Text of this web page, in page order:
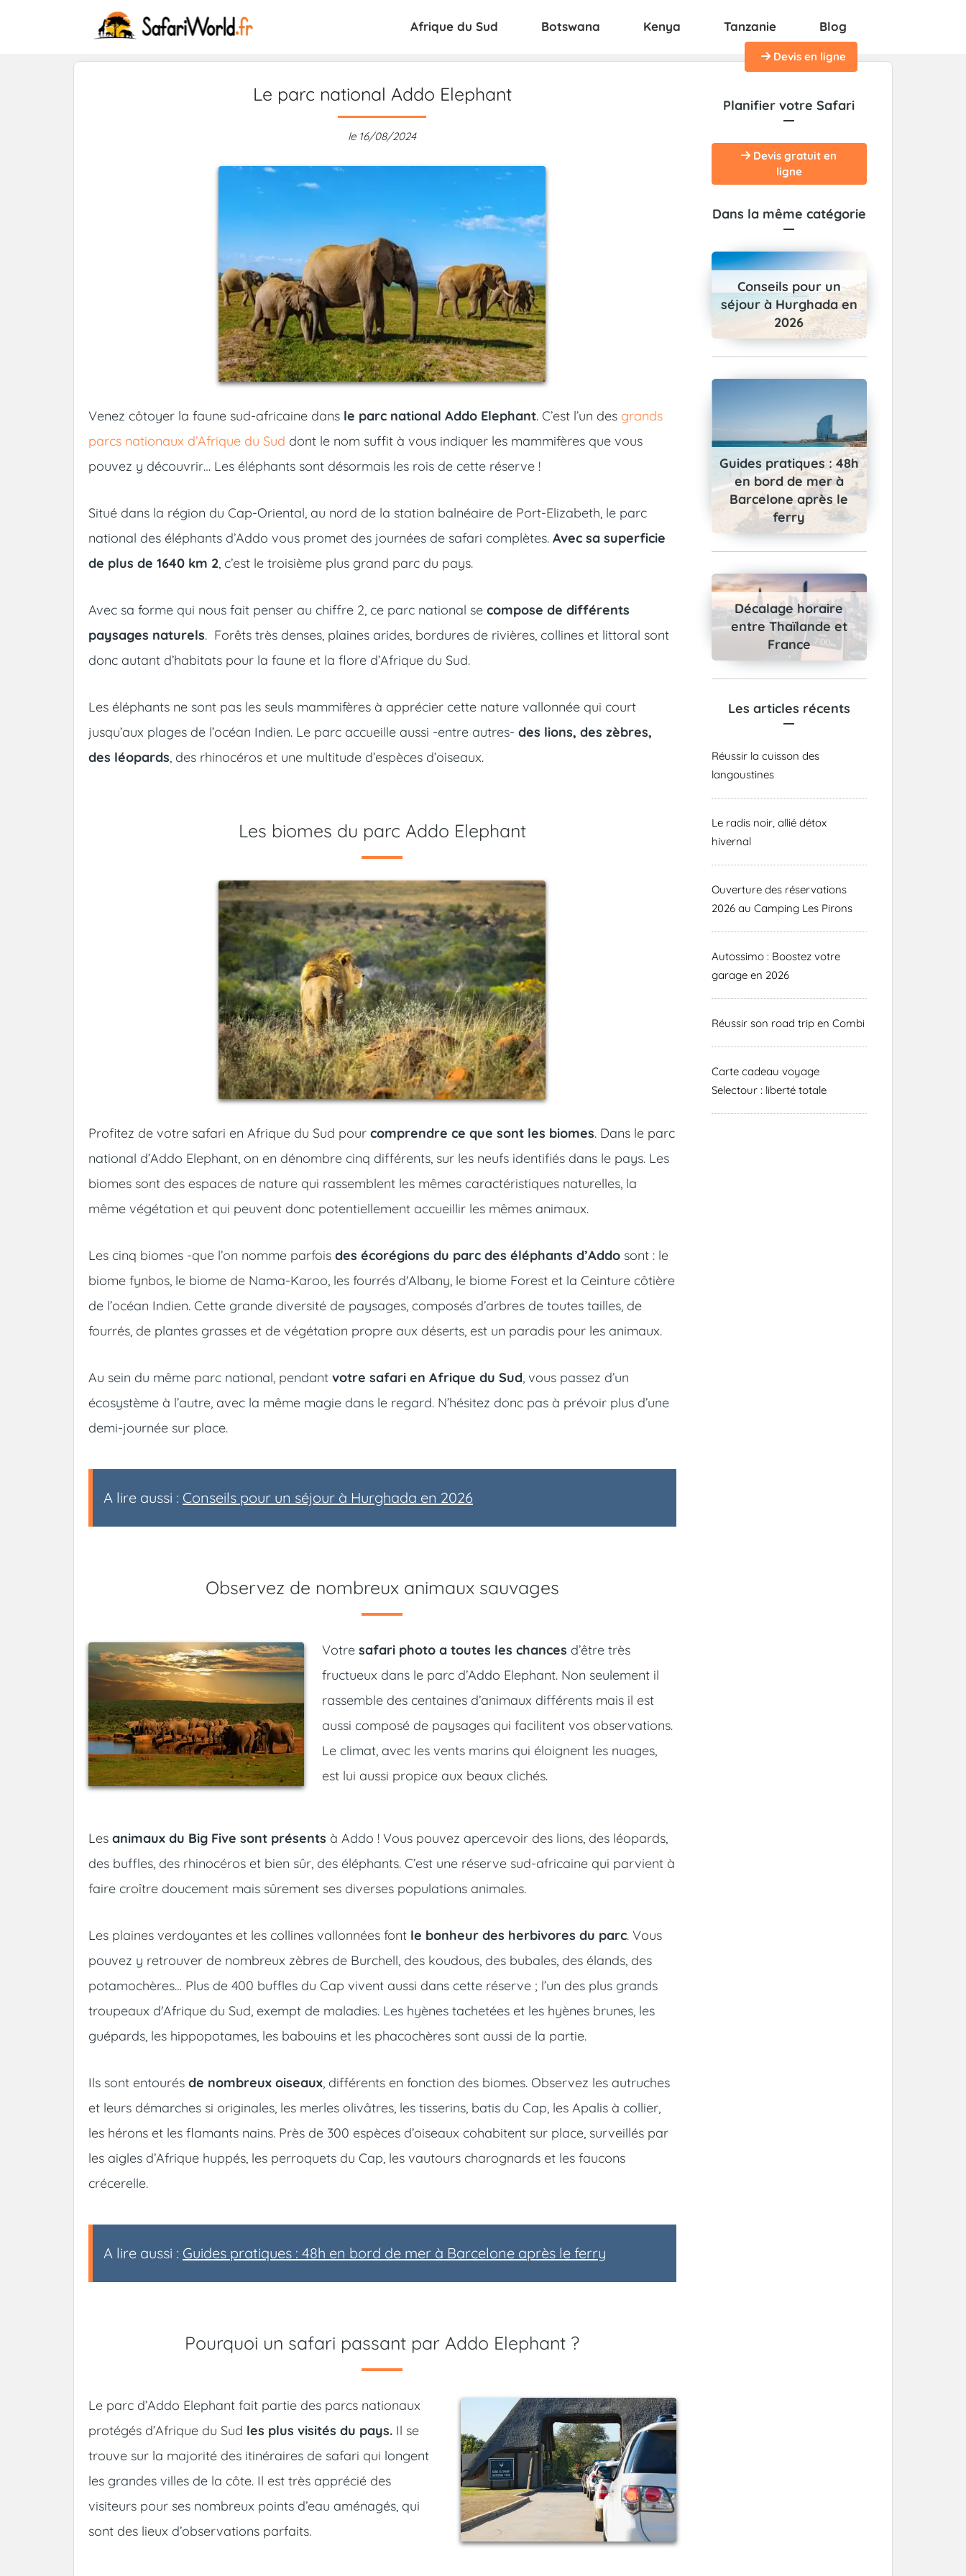
Afrique du Sud Botswana Kenya Tanzanie Blog
Devis en ligne
Le parc national Addo Elephant
le 16/08/2024
Venez côtoyer la faune sud-africaine dans le parc national Addo Elephant. C’est l’un des grands
parcs nationaux d’Afrique du Sud dont le nom suffit à vous indiquer les mammifères que vous
pouvez y découvrir… Les éléphants sont désormais les rois de cette réserve !
Situé dans la région du Cap-Oriental, au nord de la station balnéaire de Port-Elizabeth, le parc
national des éléphants d’Addo vous promet des journées de safari complètes. Avec sa superficie
de plus de 1640 km 2, c’est le troisième plus grand parc du pays.
Avec sa forme qui nous fait penser au chiffre 2, ce parc national se compose de différents
paysages naturels. Forêts très denses, plaines arides, bordures de rivières, collines et littoral sont
donc autant d’habitats pour la faune et la flore d’Afrique du Sud.
Les éléphants ne sont pas les seuls mammifères à apprécier cette nature vallonnée qui court
jusqu’aux plages de l’océan Indien. Le parc accueille aussi -entre autres- des lions, des zèbres,
des léopards, des rhinocéros et une multitude d’espèces d’oiseaux.
Les biomes du parc Addo Elephant
Profitez de votre safari en Afrique du Sud pour comprendre ce que sont les biomes. Dans le parc
national d’Addo Elephant, on en dénombre cinq différents, sur les neufs identifiés dans le pays. Les
biomes sont des espaces de nature qui rassemblent les mêmes caractéristiques naturelles, la
même végétation et qui peuvent donc potentiellement accueillir les mêmes animaux.
Les cinq biomes -que l’on nomme parfois des écorégions du parc des éléphants d’Addo sont : le
biome fynbos, le biome de Nama-Karoo, les fourrés d'Albany, le biome Forest et la Ceinture côtière
de l’océan Indien. Cette grande diversité de paysages, composés d’arbres de toutes tailles, de
fourrés, de plantes grasses et de végétation propre aux déserts, est un paradis pour les animaux.
Au sein du même parc national, pendant votre safari en Afrique du Sud, vous passez d’un
écosystème à l’autre, avec la même magie dans le regard. N’hésitez donc pas à prévoir plus d’une
demi-journée sur place.
A lire aussi : Conseils pour un séjour à Hurghada en 2026
Observez de nombreux animaux sauvages
Votre safari photo a toutes les chances d’être très
fructueux dans le parc d’Addo Elephant. Non seulement il
rassemble des centaines d’animaux différents mais il est
aussi composé de paysages qui facilitent vos observations.
Le climat, avec les vents marins qui éloignent les nuages,
est lui aussi propice aux beaux clichés.
Les animaux du Big Five sont présents à Addo ! Vous pouvez apercevoir des lions, des léopards,
des buffles, des rhinocéros et bien sûr, des éléphants. C’est une réserve sud-africaine qui parvient à
faire croître doucement mais sûrement ses diverses populations animales.
Les plaines verdoyantes et les collines vallonnées font le bonheur des herbivores du parc. Vous
pouvez y retrouver de nombreux zèbres de Burchell, des koudous, des bubales, des élands, des
potamochères… Plus de 400 buffles du Cap vivent aussi dans cette réserve ; l’un des plus grands
troupeaux d'Afrique du Sud, exempt de maladies. Les hyènes tachetées et les hyènes brunes, les
guépards, les hippopotames, les babouins et les phacochères sont aussi de la partie.
Ils sont entourés de nombreux oiseaux, différents en fonction des biomes. Observez les autruches
et leurs démarches si originales, les merles olivâtres, les tisserins, batis du Cap, les Apalis à collier,
les hérons et les flamants nains. Près de 300 espèces d’oiseaux cohabitent sur place, surveillés par
les aigles d’Afrique huppés, les perroquets du Cap, les vautours charognards et les faucons
crécerelle.
A lire aussi : Guides pratiques : 48h en bord de mer à Barcelone après le ferry
Pourquoi un safari passant par Addo Elephant ?
Le parc d’Addo Elephant fait partie des parcs nationaux
protégés d’Afrique du Sud les plus visités du pays. Il se
trouve sur la majorité des itinéraires de safari qui longent
les grandes villes de la côte. Il est très apprécié des
visiteurs pour ses nombreux points d’eau aménagés, qui
sont des lieux d’observations parfaits.
Planifier votre Safari
Devis gratuit en
ligne
Dans la même catégorie
Conseils pour un
séjour à Hurghada en
2026
Guides pratiques : 48h
en bord de mer à
Barcelone après le
ferry
Décalage horaire
entre Thaïlande et
France
Les articles récents
Réussir la cuisson des
langoustines
Le radis noir, allié détox
hivernal
Ouverture des réservations
2026 au Camping Les Pirons
Autossimo : Boostez votre
garage en 2026
Réussir son road trip en Combi
Carte cadeau voyage
Selectour : liberté totale